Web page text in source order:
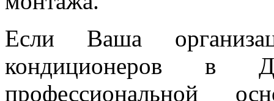
Если Ваша
кондиционеров в